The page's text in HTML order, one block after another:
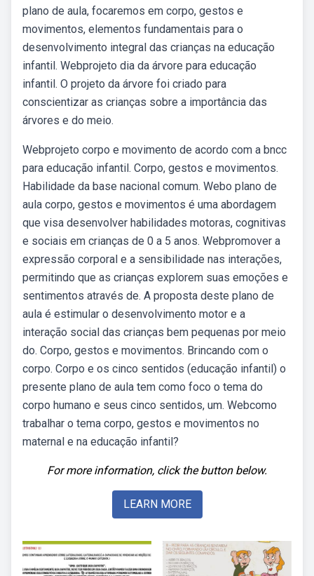
plano de aula, focaremos em corpo, gestos e
movimentos, elementos fundamentais para o
desenvolvimento integral das crianças na educação
infantil. Webprojeto dia da árvore para educação
infantil. O projeto da árvore foi criado para
conscientizar as crianças sobre a importância das
árvores e do meio.
Webprojeto corpo e movimento de acordo com a bncc
para educação infantil. Corpo, gestos e movimentos.
Habilidade da base nacional comum. Webo plano de
aula corpo, gestos e movimentos é uma abordagem
que visa desenvolver habilidades motoras, cognitivas
e sociais em crianças de 0 a 5 anos. Webpromover a
expressão corporal e a sensibilidade nas interações,
permitindo que as crianças explorem suas emoções e
sentimentos através de. A proposta deste plano de
aula é estimular o desenvolvimento motor e a
interação social das crianças bem pequenas por meio
do. Corpo, gestos e movimentos. Brincando com o
corpo. Corpo e os cinco sentidos (educação infantil) o
presente plano de aula tem como foco o tema do
corpo humano e seus cinco sentidos, um. Webcomo
trabalhar o tema corpo, gestos e movimentos no
maternal e na educação infantil?
For more information, click the button below.
LEARN MORE